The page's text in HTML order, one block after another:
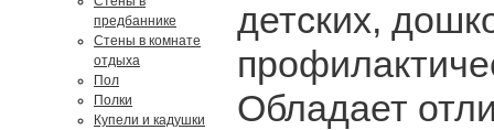
предбаннике
Стены в комнате
отдыха
Пол
Полки
Купели и кадушки
детских,
Обладает